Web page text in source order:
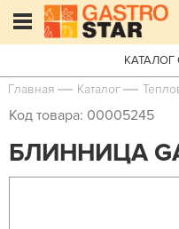
Главная Каталог
Код товара: 00005245
БЛИННИЦА